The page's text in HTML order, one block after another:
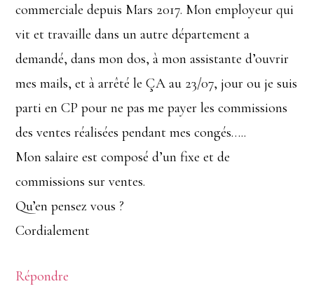
commerciale depuis Mars 2017. Mon employeur qui
vit et travaille dans un autre département a
demandé, dans mon dos, à mon assistante d’ouvrir
mes mails, et à arrêté le ÇA au 23/07, jour ou je suis
parti en CP pour ne pas me payer les commissions
des ventes réalisées pendant mes congés…..
Mon salaire est composé d’un fixe et de
commissions sur ventes.
Qu’en pensez vous ?
Cordialement
Répondre